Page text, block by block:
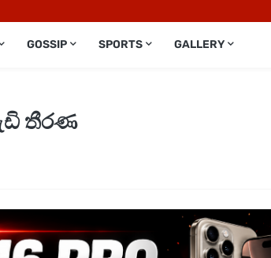
GOSSIP SPORTS GALLERY
තීරණ